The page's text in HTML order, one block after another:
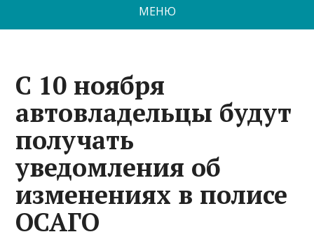
МЕНЮ
С 10 ноября
автовладельцы будут
получать
уведомления об
изменениях в полисе
ОСАГО